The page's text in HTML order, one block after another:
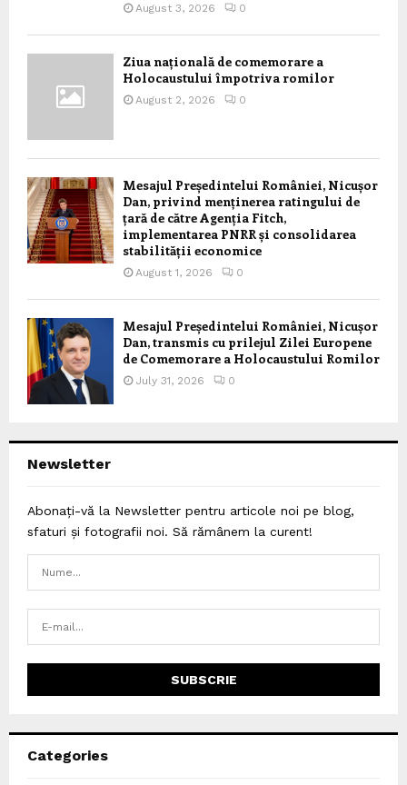
August 3, 2026 0
Ziua națională de comemorare a
Holocaustului împotriva romilor
August 2, 2026 0
Mesajul Președintelui României, Nicușor
Dan, privind menținerea ratingului de
țară de către Agenția Fitch,
implementarea PNRR și consolidarea
stabilității economice
August 1, 2026 0
Mesajul Președintelui României, Nicușor
Dan, transmis cu prilejul Zilei Europene
de Comemorare a Holocaustului Romilor
July 31, 2026 0
Newsletter
Abonați-vă la Newsletter pentru articole noi pe blog,
sfaturi și fotografii noi. Să rămânem la curent!
Categories